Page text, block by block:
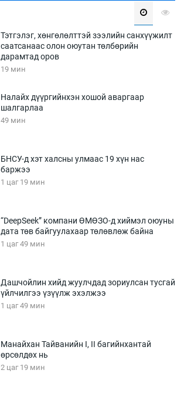
Тэтгэлэг, хөнгөлөлттэй зээлийн санхүүжилт
саатсанаас олон оюутан төлбөрийн
дарамтад оров
19 мин
Налайх дүүргийнхэн хошой аваргаар
шалгарлаа
49 мин
БНСУ-д хэт халсны улмаас 19 хүн нас
баржээ
1 цаг 19 мин
“DeepSeek” компани ӨМӨЗО-д хиймэл оюуны
дата төв байгуулахаар төлөвлөж байна
1 цаг 49 мин
Дашчойлин хийд жуулчдад зориулсан тусгай
үйлчилгээ үзүүлж эхэлжээ
1 цаг 49 мин
Манайхан Тайванийн I, II багийнхантай
өрсөлдөх нь
2 цаг 19 мин